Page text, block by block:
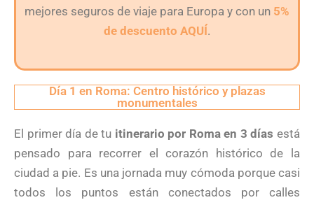
mejores seguros de viaje para Europa y con un 5%
de descuento AQUÍ.
Día 1 en Roma: Centro histórico y plazas
monumentales
El primer día de tu itinerario por Roma en 3 días está
pensado para recorrer el corazón histórico de la
ciudad a pie. Es una jornada muy cómoda porque casi
todos los puntos están conectados por calles